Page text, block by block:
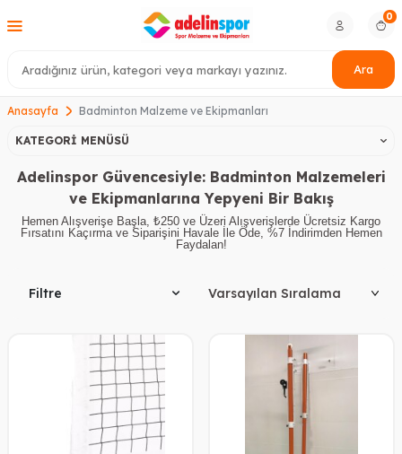
Ara
0
Anasayfa Badminton Malzeme ve Ekipmanları
KATEGORI MENÜSÜ
Adelinspor Güvencesiyle: Badminton Malzemeleri
ve Ekipmanlarına Yepyeni Bir Bakış
Hemen Alışverişe Başla, ₺250 ve Üzeri Alışverişlerde Ücretsiz Kargo
Fırsatını Kaçırma ve Siparişini Havale İle Öde, %7 İndirimden Hemen
Faydalan!
Filtre